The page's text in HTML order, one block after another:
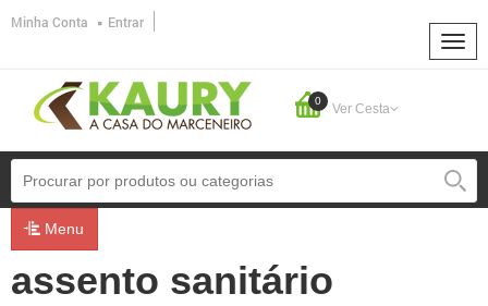
Minha Conta Entrar
0
Ver Cesta
Menu
assento sanitário